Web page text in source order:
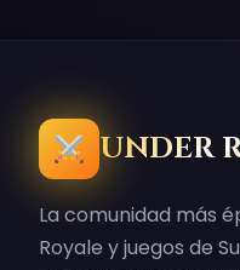
UNDER
La comunidad más
Royale y juegos de